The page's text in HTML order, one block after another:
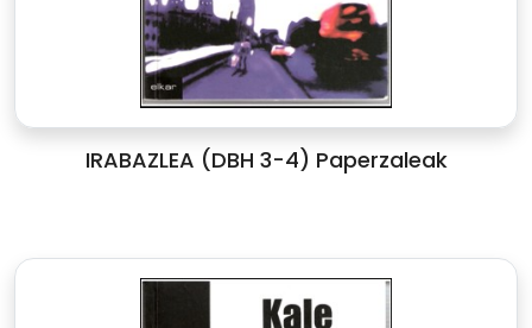
IRABAZLEA (DBH 3-4) Paperzaleak